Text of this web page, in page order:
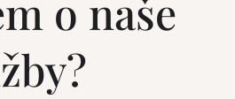
o naše